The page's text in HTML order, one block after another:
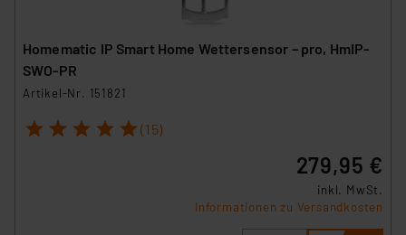
Homematic IP Smart Home Wettersensor – pro, HmIP-
SWO-PR
Artikel-Nr. 151821
1 2 3 4 5 (15)
279,95 €
inkl. MwSt.
Informationen zu Versandkosten